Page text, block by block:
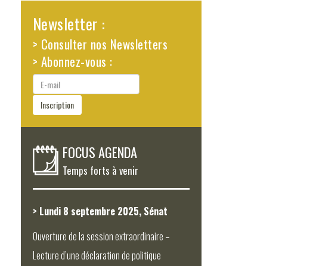
Newsletter :
> Consulter nos Newsletters
> Abonnez-vous :
E-
mail
Inscription
FOCUS AGENDA
Temps forts à venir
> Lundi 8 septembre 2025, Sénat
Ouverture de la session extraordinaire –
Lecture d’une déclaration de politique